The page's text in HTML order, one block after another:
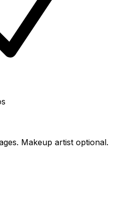
Makeup artist optional.